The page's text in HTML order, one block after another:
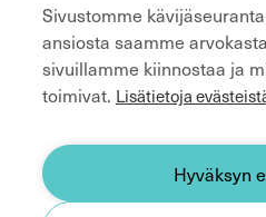
Sivustomme
ansiosta saamme
sivuillamme kiinnostaa ja
toimivat. Lisätietoja
Hyväksyn
Organisaatio
Hyvän hallitustyön kulmakivet
Säännöt
Etsitkö hallitusjäsentä?